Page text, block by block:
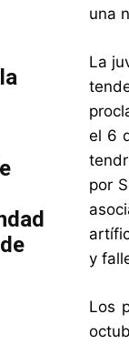
una
La
el 6
por
y
Los